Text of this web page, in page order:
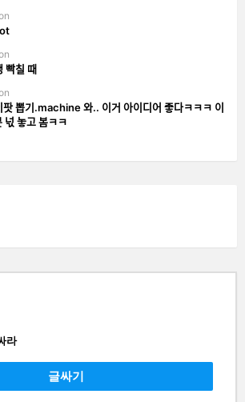
빡칠 때
뽑기.machine 와.. 이거 아이디어 좋다ㅋㅋㅋ 이
놓고 봄ㅋㅋ
라
글싸기